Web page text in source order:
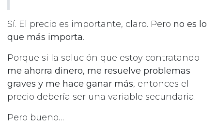
Sí. El precio es importante, claro. Pero no es lo
que más importa.
Porque si la solución que estoy contratando
me ahorra dinero, me resuelve problemas
graves y me hace ganar más, entonces el
precio debería ser una variable secundaria.
Pero bueno…